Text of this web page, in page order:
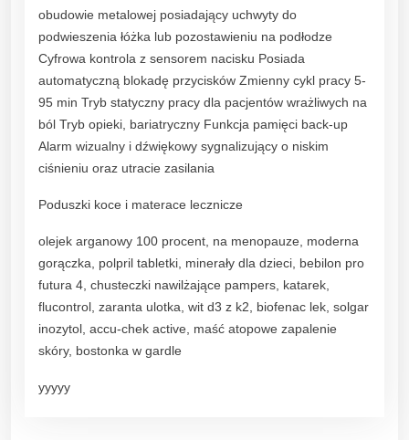
obudowie metalowej posiadający uchwyty do
podwieszenia łóżka lub pozostawieniu na podłodze
Cyfrowa kontrola z sensorem nacisku Posiada
automatyczną blokadę przycisków Zmienny cykl pracy 5-
95 min Tryb statyczny pracy dla pacjentów wrażliwych na
ból Tryb opieki, bariatryczny Funkcja pamięci back-up
Alarm wizualny i dźwiękowy sygnalizujący o niskim
ciśnieniu oraz utracie zasilania
Poduszki koce i materace lecznicze
olejek arganowy 100 procent, na menopauze, moderna
gorączka, polpril tabletki, minerały dla dzieci, bebilon pro
futura 4, chusteczki nawilżające pampers, katarek,
flucontrol, zaranta ulotka, wit d3 z k2, biofenac lek, solgar
inozytol, accu-chek active, maść atopowe zapalenie
skóry, bostonka w gardle
yyyyy